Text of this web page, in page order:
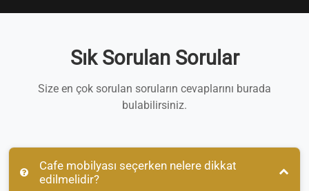
Sık Sorulan Sorular
Size en çok sorulan soruların cevaplarını burada
bulabilirsiniz.
Cafe mobilyası seçerken nelere dikkat
edilmelidir?